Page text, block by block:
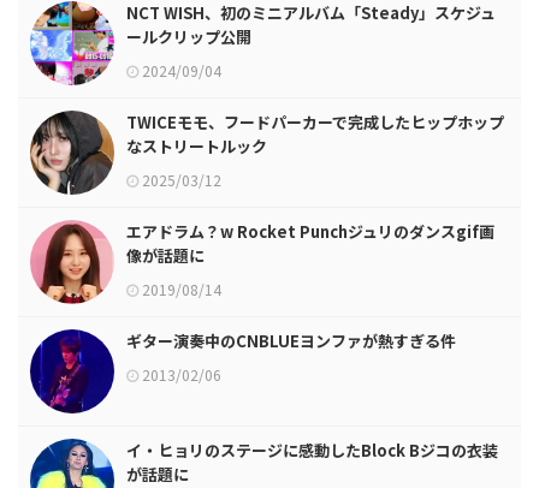
NCT WISH、初のミニアルバム「Steady」スケジュ
ールクリップ公開
2024/09/04
TWICEモモ、フードパーカーで完成したヒップホップ
なストリートルック
2025/03/12
エアドラム？w Rocket Punchジュリのダンスgif画
像が話題に
2019/08/14
ギター演奏中のCNBLUEヨンファが熱すぎる件
2013/02/06
イ・ヒョリのステージに感動したBlock Bジコの衣装
が話題に